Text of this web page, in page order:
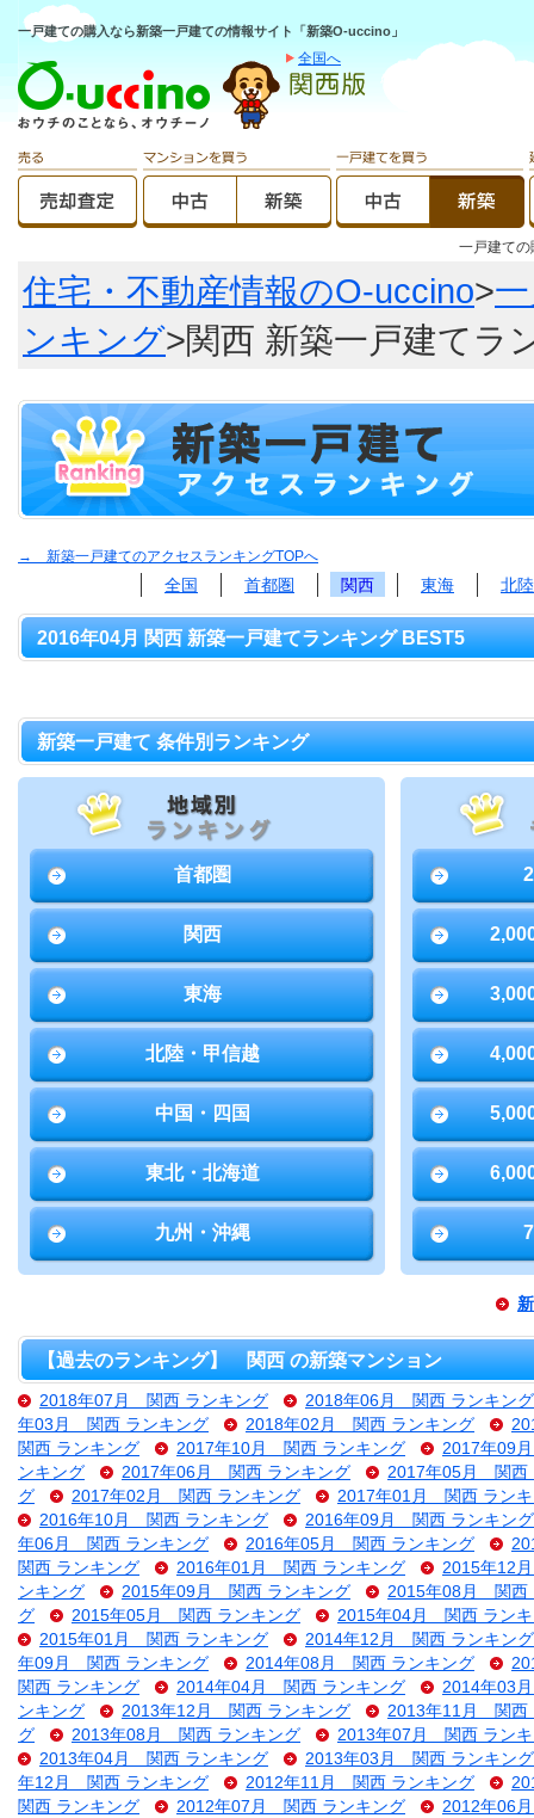
一戸建ての購入なら新築一戸建ての情報サイト「新築O-uccino」
全国へ
一戸建て
住宅・不動産情報のO-uccino>
ンキング>関西 新築一戸建てラ
→ 新築一戸建てのアクセスランキングTOPへ
全国 首都圏 関西 東海 北
2016年04月 関西 新築一戸建てランキング BEST5
新築一戸建て 条件別ランキング
首都圏
関西
東海
北陸・甲信越
中国・四国
東北・北海道
九州・沖縄
【過去のランキング】 関西 の新築マンション
2018年07月 関西 ランキング
2018年06月 関西 ランキング
年03月 関西 ランキング
2018年02月 関西 ランキング
関西 ランキング
2017年10月 関西 ランキング
2017年09
ンキング
2017年06月 関西 ランキング
2017年05月 関西
グ
2017年02月 関西 ランキング
2017年01月 関西 ランキ
2016年10月 関西 ランキング
2016年09月 関西 ランキング
年06月 関西 ランキング
2016年05月 関西 ランキング
関西 ランキング
2016年01月 関西 ランキング
2015年12
ンキング
2015年09月 関西 ランキング
2015年08月 関西
グ
2015年05月 関西 ランキング
2015年04月 関西 ランキ
2015年01月 関西 ランキング
2014年12月 関西 ランキング
年09月 関西 ランキング
2014年08月 関西 ランキング
関西 ランキング
2014年04月 関西 ランキング
2014年03
ンキング
2013年12月 関西 ランキング
2013年11月 関西
グ
2013年08月 関西 ランキング
2013年07月 関西 ランキ
2013年04月 関西 ランキング
2013年03月 関西 ランキング
年12月 関西 ランキング
2012年11月 関西 ランキング
関西 ランキング
2012年07月 関西 ランキング
2012年06